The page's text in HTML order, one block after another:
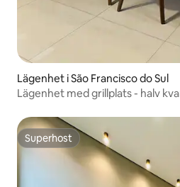
Lägenhet i São Francisco do Sul
Lägenhet med grillplats - halv
Superhost
Superhost